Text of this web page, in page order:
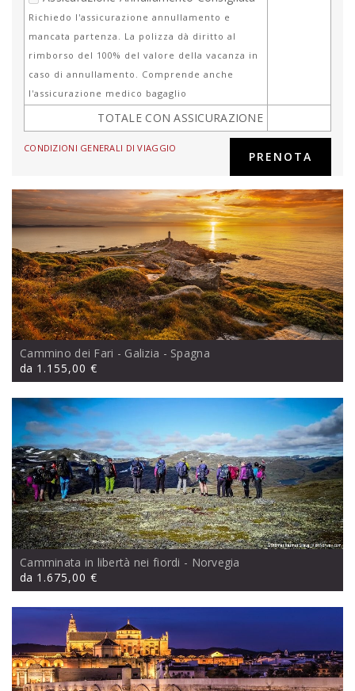
Richiedo l'assicurazione annullamento e
mancata partenza. La polizza dà diritto al
rimborso del 100% del valore della vacanza in
caso di annullamento. Comprende anche
l'assicurazione medico bagaglio
TOTALE CON ASSICURAZIONE
CONDIZIONI GENERALI DI VIAGGIO
Cammino dei Fari - Galizia - Spagna
da 1.155,00 €
Camminata in libertà nei fiordi - Norvegia
da 1.675,00 €